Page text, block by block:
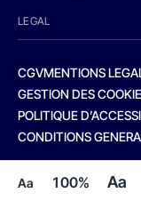
Aa 100% Aa
LEGAL
CGVMENTIONS
GESTION DES
POLITIQUE
CONDITIONS